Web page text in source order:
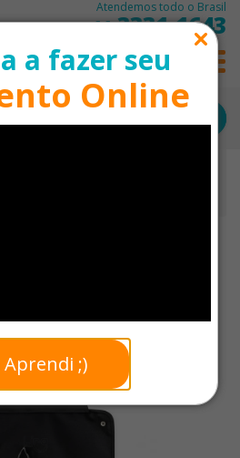
a fazer seu
Online
Aprendi ;)
Atendemos todo o Brasil
113331-1643